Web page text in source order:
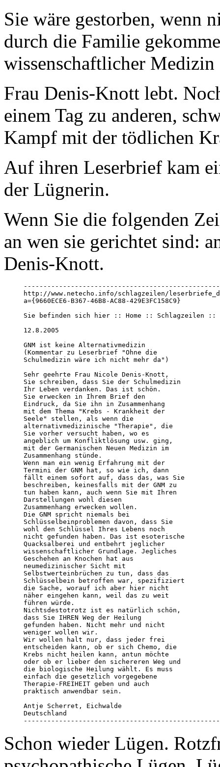
Sie wäre gestorben, wenn
durch die Familie
wissenschaftlicher Medizin
Frau Denis-Knott lebt.
einem Tag zu anderen,
Kampf mit der tödlichen
Auf ihren Leserbrief kam
der Lügnerin.
Wenn Sie die folgenden
an wen sie gerichtet sind:
Denis-Knott.
http://www.netecho.info/schlagzeilen/
a={9660ECE6-B367-46B8-AC88-429E3FC158C9}
Sie befinden sich hier :: Home :: Schlagzeilen
12.8.2005
GNM ist keine Alternativmedizin
(Kommentar zu Leserbrief "Ohne die
Schulmedizin wäre ich nicht mehr da")
Sehr geehrte Frau Nicole Denis-Knott,
Sie schreiben, dass Sie der Schulmedizin
Ihr Leben verdanken. Das ist schön.
Sie erwecken in Ihrem Brief den
Eindruck, da Sie ihn in Zusammenhang
mit dem Thema "Krebs - Krankheit der
Seele" stellen, als wenn die
alternativmedizinische "Therapie", die
Sie vorher versucht haben, wo es
angeblich um Konfliktlösung usw. ging,
mit der Germanischen Neuen Medizin im
Zusammenhang stünde.
Wenn man ein wenig Erfahrung mit der
Termini der GNM hat, so wie ich, dann
fällt einem sofort auf, dass das, was Sie
beschreiben, keinesfalls mit der GNM zu
tun haben kann, auch wenn Sie mit Ihren
Darstellungen wohl diesen
Zusammenhang erwecken wollen.
Die GNM spricht niemals bei
Schlüsselbeinproblemen davon, dass Sie
wohl den Schlüssel Ihres Lebens noch
nicht gefunden haben. Das ist esoterische
Quacksalberei und entbehrt jeglicher
wissenschaftlicher Grundlage. Jegliches
Geschehen an Knochen hat aus
neumedizinischer Sicht mit
Selbstwerteinbrüchen zu tun, dass das
Schlüsselbein betroffen war, spezifiziert
die Sache, worauf ich aber hier nicht
näher eingehen kann, weil das zu weit
führen würde.
Nichtsdestotrotz ist es natürlich schön,
dass Sie IHREN Weg der Heilung
gefunden haben. Nicht mehr und nicht
weniger wollen wir.
Wir wollen halt nur, dass jeder frei
entscheiden kann, ob er sich Chemo, die
Krebs nicht heilen kann, antun möchte
oder ob er lieber den sichereren Weg und
die biologische Heilung wählt. Es muss
einfach die gesetzlich vorgegebene
Therapie-FREIHEIT geben und auch
praktisch anwendbar sein.
Antje Scherret, Eichwalde
Deutschland
Schon wieder Lügen.